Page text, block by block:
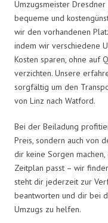
Umzugsmeister
bequeme und
wir den vorhandenen
indem wir verschiedene
Kosten sparen, ohne auf
verzichten. Unsere
sorgfältig um den
von Linz nach Watford.
Bei der Beiladung
Preis, sondern auch von
dir keine Sorgen
Zeitplan passt – wir
steht dir jederzeit zur
beantworten und dir bei
Umzugs zu helfen.